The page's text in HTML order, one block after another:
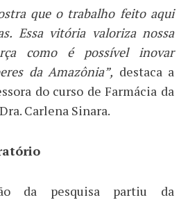
que o trabalho feito aqui
Essa vitória valoriza nossa
como é possível inovar
da Amazônia”, destaca a
do curso de Farmácia da
Carlena Sinara.
da pesquisa partiu da